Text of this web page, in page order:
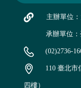
主辦單位
承辦單位
(02)2736-
110 臺北市
四樓）